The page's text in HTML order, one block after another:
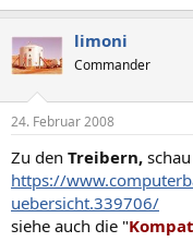
limoni
Commander
24. Februar 2008
Zu den Treibern,
https://
uebersicht.339706/
siehe auch die "